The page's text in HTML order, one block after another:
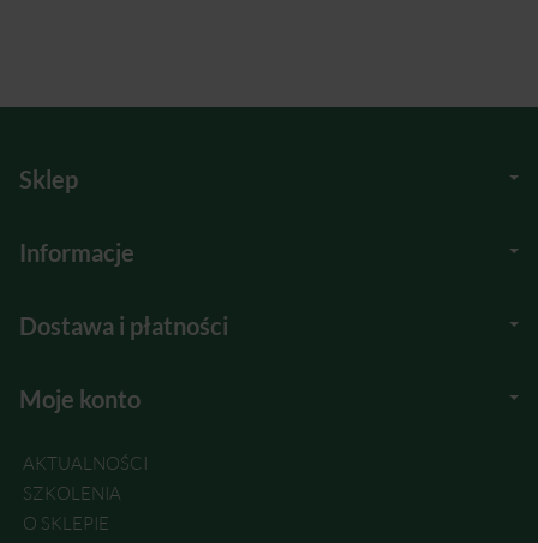
Sklep
Informacje
Dostawa i płatności
Moje konto
AKTUALNOŚCI
SZKOLENIA
O SKLEPIE